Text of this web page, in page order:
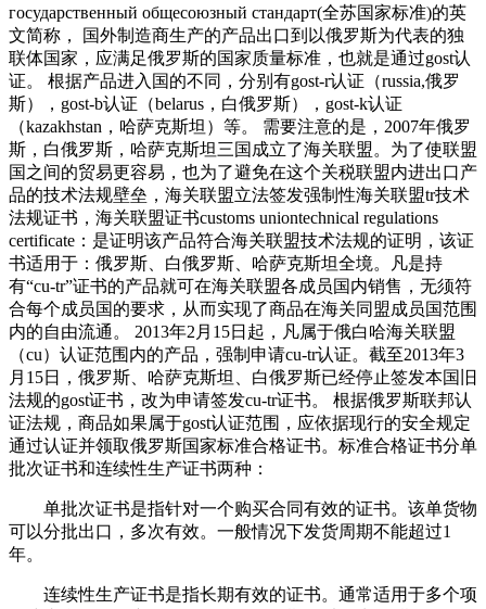
государственный общесоюзный стандарт(全苏国家标准)的英
文简称， 国外制造商生产的产品出口到以俄罗斯为代表的独
联体国家，应满足俄罗斯的国家质量标准，也就是通过gost认
证。 根据产品进入国的不同，分别有gost-r认证（russia,俄罗
斯），gost-b认证（belarus，白俄罗斯），gost-k认证
（kazakhstan，哈萨克斯坦）等。 需要注意的是，2007年俄罗
斯，白俄罗斯，哈萨克斯坦三国成立了海关联盟。为了使联盟
国之间的贸易更容易，也为了避免在这个关税联盟内进出口产
品的技术法规壁垒，海关联盟立法签发强制性海关联盟tr技术
法规证书，海关联盟证书customs uniontechnical regulations
certificate：是证明该产品符合海关联盟技术法规的证明，该证
书适用于：俄罗斯、白俄罗斯、哈萨克斯坦全境。凡是持
有“cu-tr”证书的产品就可在海关联盟各成员国内销售，无须符
合每个成员国的要求，从而实现了商品在海关同盟成员国范围
内的自由流通。 2013年2月15日起，凡属于俄白哈海关联盟
（cu）认证范围内的产品，强制申请cu-tr认证。截至2013年3
月15日，俄罗斯、哈萨克斯坦、白俄罗斯已经停止签发本国旧
法规的gost证书，改为申请签发cu-tr证书。 根据俄罗斯联邦认
证法规，商品如果属于gost认证范围，应依据现行的安全规定
通过认证并领取俄罗斯国家标准合格证书。标准合格证书分单
批次证书和连续性生产证书两种：
单批次证书是指针对一个购买合同有效的证书。该单货物
可以分批出口，多次有效。一般情况下发货周期不能超过1
年。
连续性生产证书是指长期有效的证书。通常适用于多个项